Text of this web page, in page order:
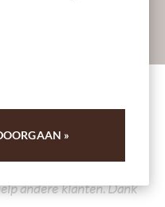
Kürbiskerne
andere klanten. Dank
»